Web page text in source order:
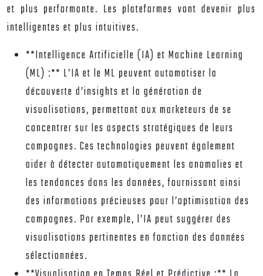
et plus performante. Les plateformes vont devenir plus
intelligentes et plus intuitives.
**Intelligence Artificielle (IA) et Machine Learning
(ML) :** L’IA et le ML peuvent automatiser la
découverte d’insights et la génération de
visualisations, permettant aux marketeurs de se
concentrer sur les aspects stratégiques de leurs
campagnes. Ces technologies peuvent également
aider à détecter automatiquement les anomalies et
les tendances dans les données, fournissant ainsi
des informations précieuses pour l’optimisation des
campagnes. Par exemple, l’IA peut suggérer des
visualisations pertinentes en fonction des données
sélectionnées.